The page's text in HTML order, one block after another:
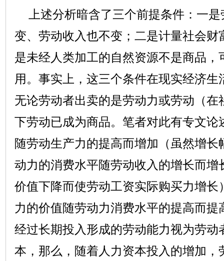
上述分析暗含了三个前提条件：一是
变、劳动收入也不变；二是计量社会财
是未经人类加工的自然资源不是商品，
用。事实上，这三个条件在现实经济
无论劳动者出卖的是劳动力或劳动（在
下劳动已成为商品。笔者对此有专文论
随劳动生产力的提高而增加（虽然增长
动力的消费水平随劳动收入的增长而增
价值下降而使劳动工资实际购买力增长
力的价值随劳动力消费水平的提高而提
经过长期投入形成的劳动能力视为劳动
本，那么，随着人力资本投入的增加，